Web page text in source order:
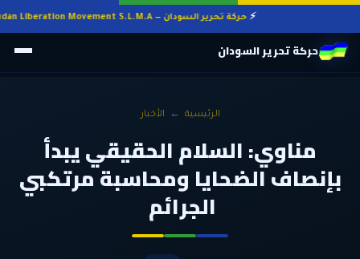
حركة تحرير السودان — Sudan Liberation Movement S.L.M.A
حركة تحرير السودان
الرئيسية ← الأخبار
مناوي: السلام الحقيقي يبدأ
بإنصاف الضحايا ومحاسبة مرتكبي
الجرائم